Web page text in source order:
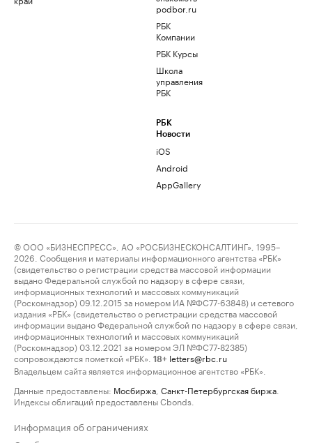
podbor.ru
РБК
Компании
РБК Курсы
Школа
управления
РБК
РБК
Новости
iOS
Android
AppGallery
© ООО «БИЗНЕСПРЕСС», АО «РОСБИЗНЕСКОНСАЛТИНГ», 1995–
2026. Сообщения и материалы информационного агентства «РБК»
(свидетельство о регистрации средства массовой информации
выдано Федеральной службой по надзору в сфере связи,
информационных технологий и массовых коммуникаций
(Роскомнадзор) 09.12.2015 за номером ИА №ФС77-63848) и сетевого
издания «РБК» (свидетельство о регистрации средства массовой
информации выдано Федеральной службой по надзору в сфере связи,
информационных технологий и массовых коммуникаций
(Роскомнадзор) 03.12.2021 за номером ЭЛ №ФС77-82385)
сопровождаются пометкой «РБК».
18+ letters@rbc.ru
Владельцем сайта является информационное агентство «РБК».
Данные предоставлены: Мосбиржа Санкт-Петербургская биржа
Индексы облигаций предоставлены Cbonds.
Информация об ограничениях